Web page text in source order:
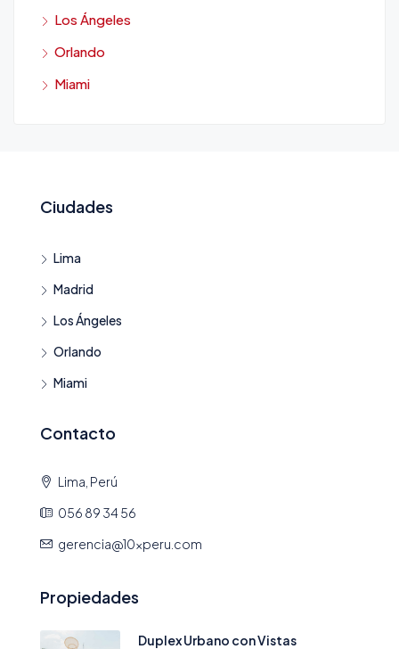
Los Ángeles
Orlando
Miami
Ciudades
Lima
Madrid
Los Ángeles
Orlando
Miami
Contacto
Lima, Perú
056 89 34 56
gerencia@10xperu.com
Propiedades
Duplex Urbano con Vistas